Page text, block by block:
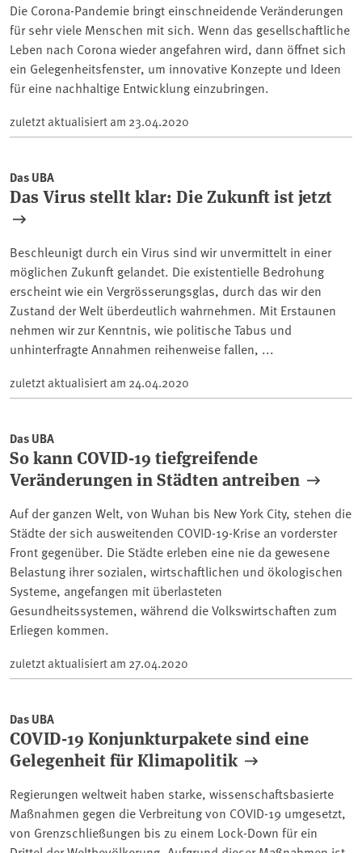
Die Corona-Pandemie bringt einschneidende Veränderungen
für sehr viele Menschen mit sich. Wenn das gesellschaftliche
Leben nach Corona wieder angefahren wird, dann öffnet sich
ein Gelegenheitsfenster, um innovative Konzepte und Ideen
für eine nachhaltige Entwicklung einzubringen.
zuletzt aktualisiert am 23.04.2020
Das UBA
Das Virus stellt klar: Die Zukunft ist jetzt
Beschleunigt durch ein Virus sind wir unvermittelt in einer
möglichen Zukunft gelandet. Die existentielle Bedrohung
erscheint wie ein Vergrösserungsglas, durch das wir den
Zustand der Welt überdeutlich wahrnehmen. Mit Erstaunen
nehmen wir zur Kenntnis, wie politische Tabus und
unhinterfragte Annahmen reihenweise fallen, ...
zuletzt aktualisiert am 24.04.2020
Das UBA
So kann COVID-19 tiefgreifende
Veränderungen in Städten antreiben
Auf der ganzen Welt, von Wuhan bis New York City, stehen die
Städte der sich ausweitenden COVID-19-Krise an vorderster
Front gegenüber. Die Städte erleben eine nie da gewesene
Belastung ihrer sozialen, wirtschaftlichen und ökologischen
Systeme, angefangen mit überlasteten
Gesundheitssystemen, während die Volkswirtschaften zum
Erliegen kommen.
zuletzt aktualisiert am 27.04.2020
Das UBA
COVID-19 Konjunkturpakete sind eine
Gelegenheit für Klimapolitik
Regierungen weltweit haben starke, wissenschaftsbasierte
Maßnahmen gegen die Verbreitung von COVID-19 umgesetzt,
von Grenzschließungen bis zu einem Lock-Down für ein